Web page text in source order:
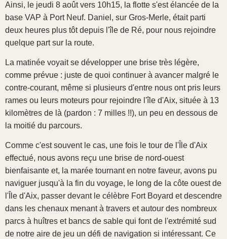
Ainsi, le jeudi 8 août vers 10h15, la flotte s'est élancée de la
base VAP à Port Neuf. Daniel, sur Gros-Merle, était parti
deux heures plus tôt depuis l'île de Ré, pour nous rejoindre
quelque part sur la route.
La matinée voyait se développer une brise très légère,
comme prévue : juste de quoi continuer à avancer malgré le
contre-courant, même si plusieurs d'entre nous ont pris leurs
rames ou leurs moteurs pour rejoindre l'île d'Aix, située à 13
kilomètres de là (pardon : 7 milles !!), un peu en dessous de
la moitié du parcours.
Comme c'est souvent le cas, une fois le tour de l'Île d'Aix
effectué, nous avons reçu une brise de nord-ouest
bienfaisante et, la marée tournant en notre faveur, avons pu
naviguer jusqu'à la fin du voyage, le long de la côte ouest de
l'Île d'Aix, passer devant le célèbre Fort Boyard et descendre
dans les chenaux menant à travers et autour des nombreux
parcs à huîtres et bancs de sable qui font de l'extrémité sud
de notre aire de jeu un défi de navigation si intéressant. Ce